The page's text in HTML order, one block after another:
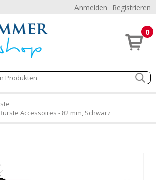
Anmelden Registrieren
0
Accessoires - 82 mm, Schwarz